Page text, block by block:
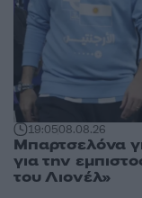
19:0508.08.26
Μπαρτσελόνα
για την
του Λιονέλ»